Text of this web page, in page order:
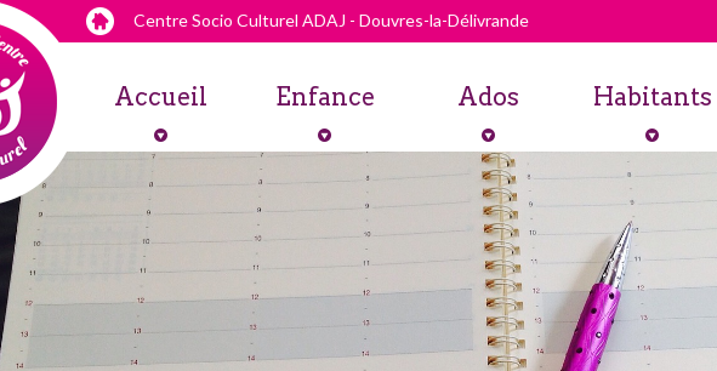
Centre Socio Culturel ADAJ - Douvres-la-Délivrande
Accueil Enfance Ados Habitants